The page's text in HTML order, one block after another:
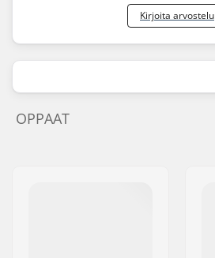
Kirjoita arvostelu
OPPAAT